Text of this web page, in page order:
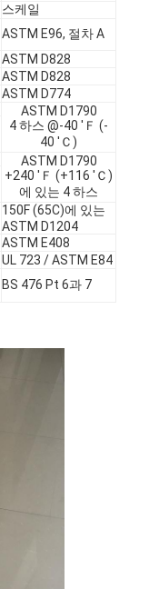
스케일
ASTM E96, 절차 A
ASTM D828
ASTM D828
ASTM D774
ASTM D1790
4 하스 @-40 'Ｆ (-
40 'Ｃ)
ASTM D1790
+240 'Ｆ (+116 'Ｃ)
에 있는 4 하스
150F (65C)에 있는
ASTM D1204
ASTM E408
UL 723 / ASTM E84
BS 476 Pt 6과 7